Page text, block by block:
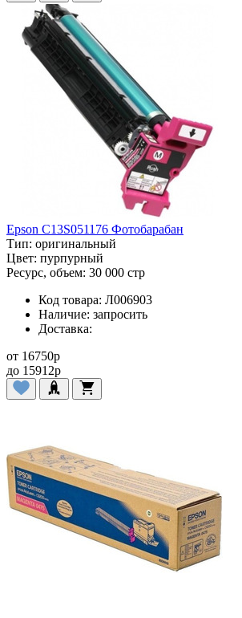
Epson C13S051176 Фотобарабан
Тип: оригинальный
Цвет: пурпурный
Ресурс, объем: 30 000 стр
Код товара: Л006903
Наличие: запросить
Доставка:
от 16750p
до 15912p